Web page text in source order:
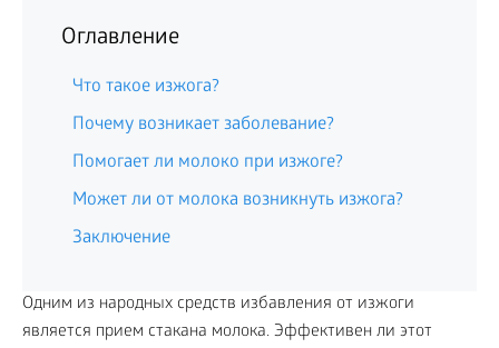
Оглавление
Что такое изжога?
Почему возникает заболевание?
Помогает ли молоко при изжоге?
Может ли от молока возникнуть изжога?
Заключение
Одним из народных средств избавления от изжоги
является прием стакана молока. Эффективен ли этот